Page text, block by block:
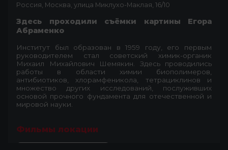
Россия, Москва, улица Миклухо-Маклая, 16/10
Здесь проходили съёмки картины Егора
Абраменко
Институт был образован в 1959 году, его первым
руководителем стал советский химик-органик
Михаил Михайлович Шемякин. Здесь проводились
работы в области химии биополимеров,
антибиотиков, хлорамфеникола, тетрациклинов и
множество других исследований, послуживших
основой прочного фундамента для отечественной и
мировой науки.
Фильмы локации